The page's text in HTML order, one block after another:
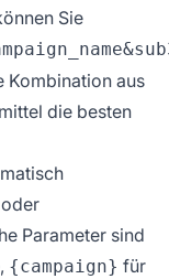
Sie
Kombination aus
die besten
Parameter sind
{campaign} für